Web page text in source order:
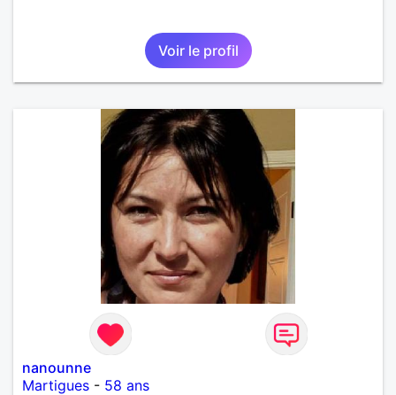
Voir le profil
nanounne
Martigues - 58 ans